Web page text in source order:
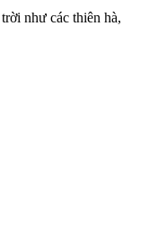
như các thiên hà,